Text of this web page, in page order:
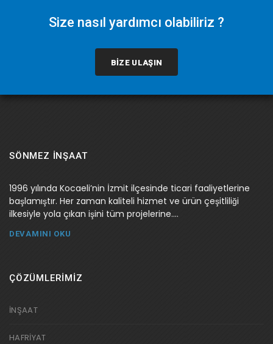
Size nasıl yardımcı olabiliriz ?
BİZE ULAŞIN
SÖNMEZ İNŞAAT
1996 yılında Kocaeli’nin İzmit ilçesinde ticari faaliyetlerine
başlamıştır. Her zaman kaliteli hizmet ve ürün çeşitliliği
ilkesiyle yola çıkan işini tüm projelerine....
DEVAMINI OKU
ÇÖZÜMLERİMİZ
İNŞAAT
HAFRİYAT